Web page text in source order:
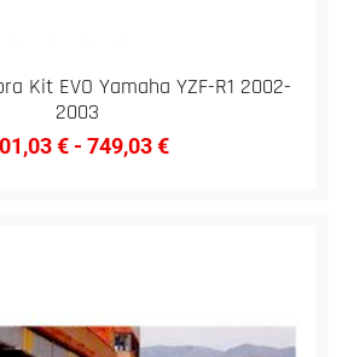
Kit EVO Yamaha YZF-R1 2002-
2003
€ - 749,03€